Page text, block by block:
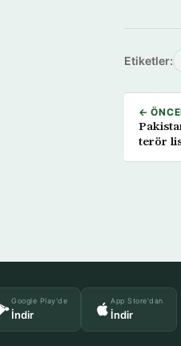
Etiketler:
←
terör
Google Play'de
İndir
App Store'dan
İndir